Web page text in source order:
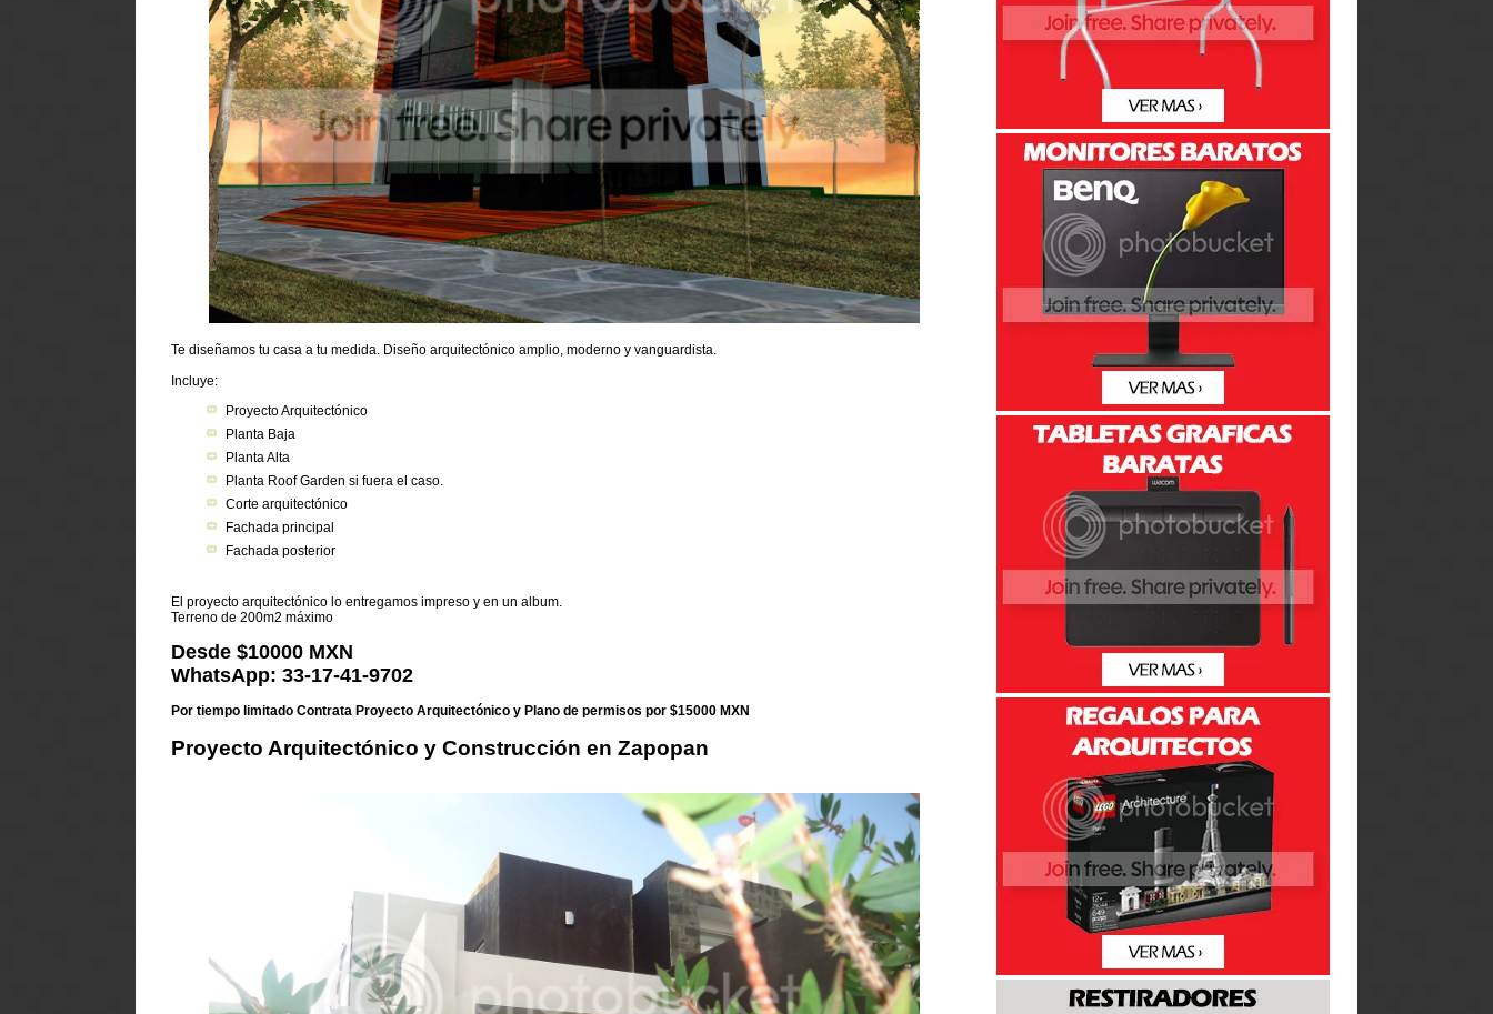
Te diseñamos tu casa a tu medida. Diseño arquitectónico amplio, moderno y vanguardista.
Incluye:
Proyecto Arquitectónico
Planta Baja
Planta Alta
Planta Roof Garden si fuera el caso.
Corte arquitectónico
Fachada principal
Fachada posterior
El proyecto arquitectónico lo entregamos impreso y en un album.
Terreno de 200m2 máximo
Desde $10000 MXN
WhatsApp: 33-17-41-9702
Por tiempo limitado Contrata Proyecto Arquitectónico y Plano de permisos por $15000 MXN
Proyecto Arquitectónico y Construcción en Zapopan